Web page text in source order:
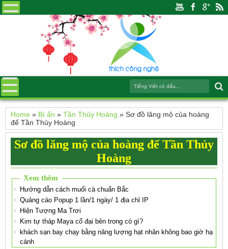
Home » Bí ẩn »Tần Thủy Hoàng »Sơ đồ lăng mộ của hoàng
đế Tần Thủy Hoàng
Sơ đồ lăng mộ của hoàng đế Tần Thủy
Hoàng
Xem thêm
Hướng dẫn cách muối cà chuẩn Bắc
Quảng cáo Popup 1 lần/1 ngày/ 1 địa chỉ IP
Hiện Tượng Ma Trơi
Kim tự tháp Maya cổ đại bên trong có gì?
khách sạn bay chạy bằng năng lượng hạt nhân không bao giờ hạ
cánh